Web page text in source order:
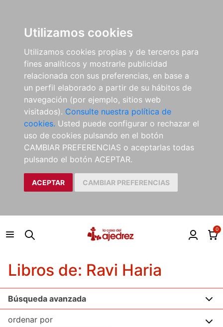
Utilizamos cookies
Utilizamos cookies propias y de terceros para
fines analíticos y mostrarle publicidad
relacionada con sus preferencias, en base a
un perfil elaborado a partir de su hábitos de
navegación (por ejemplo, sitios web
visitados). Consulte nuestra política de
cookies. Usted puede configurar o rechazar el
uso de cookies pulsando en el botón
CAMBIAR PREFERENCIAS o aceptarlas todas
pulsando el botón ACEPTAR.
ACEPTAR CAMBIAR PREFERENCIAS
0
Libros de: Ravi Haria
Búsqueda avanzada